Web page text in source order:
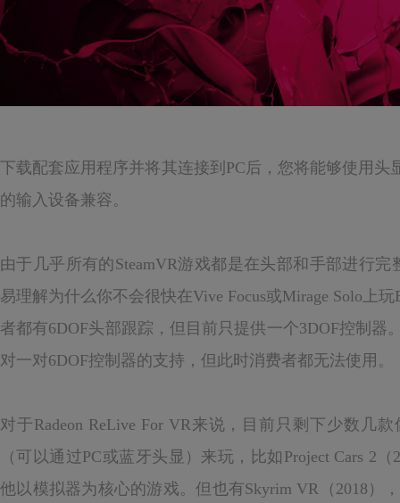
下载配套应用程序并将其连接到PC后，您将能够使用头
的输入设备兼容。
由于几乎所有的SteamVR游戏都是在头部和手部进行
易理解为什么你不会很快在Vive Focus或Mirage Solo上玩
者都有6DOF头部跟踪，但目前只提供一个3DOF控制
对一对6DOF控制器的支持，但此时消费者都无法使用。
对于Radeon ReLive For VR来说，目前只剩下少数几
（可以通过PC或蓝牙头显）来玩，比如Project Cars 2
他以模拟器为核心的游戏。但也有Skyrim VR（2018）